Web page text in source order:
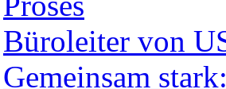
Büroleiter von
Gemeinsam